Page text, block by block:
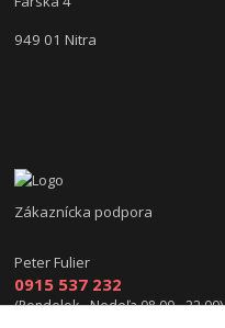
949 01 Nitra
Zákaznícka podpora
Peter Fulier
0915 537 232
(Pondelok - Nedeľa 08.00 - 22.00)